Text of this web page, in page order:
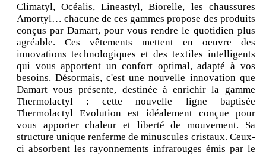
Climatyl, Océalis, Lineastyl, Biorelle, les chaussures
Amortyl… chacune de ces gammes propose des produits
conçus par Damart, pour vous rendre le quotidien plus
agréable. Ces vêtements mettent en oeuvre des
innovations technologiques et des textiles intelligents
qui vous apportent un confort optimal, adapté à vos
besoins. Désormais, c'est une nouvelle innovation que
Damart vous présente, destinée à enrichir la gamme
Thermolactyl : cette nouvelle ligne baptisée
Thermolactyl Evolution est idéalement conçue pour
vous apporter chaleur et liberté de mouvement. Sa
structure unique renferme de minuscules cristaux. Ceux-
ci absorbent les rayonnements infrarouges émis par le